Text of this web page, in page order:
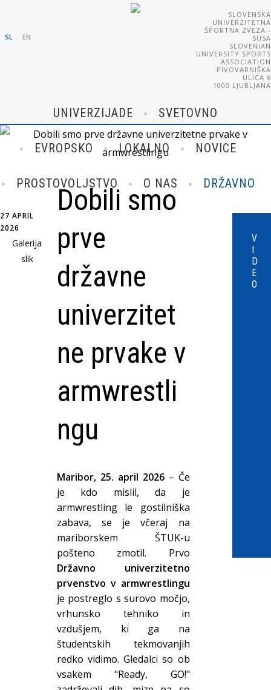
SL EN
SLOVENSKA
UNIVERZITETNA
ŠPORTNA ZVEZA -
SUSA
SLOVENIAN
UNIVERSITY SPORTS
ASSOCIATION
PIVOVARNIŠKA
ULICA 6
1000 LJUBLJANA
UNIVERZIJADE SVETOVNO
EVROPSKO LOKALNO NOVICE
PROSTOVOLJSTVO O NAS DRŽAVNO
27 APRIL
2026
Galerija
slik
Dobili smo
prve
državne
univerzitet
ne prvake v
armwrestli
ngu
Maribor, 25. april 2026– Če
je kdo mislil, da je
armwrestling le gostilniška
zabava, se je včeraj na
mariborskem ŠTUK-u
pošteno zmotil. Prvo
Državno univerzitetno
prvenstvo v armwrestlingu
je postreglo s surovo močjo,
vrhunsko tehniko in
vzdušjem, ki ga na
študentskih tekmovanjih
redko vidimo. Gledalci so ob
vsakem "Ready, GO!"
V
I
D
E
O